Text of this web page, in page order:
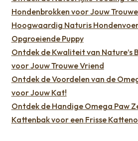
Hondenbrokken voor Jouw
Hoogwaardig Naturis
Opgroeiende Puppy
Ontdek de Kwaliteit van Nature’s
voor Jouw Trouwe Vriend
Ontdek de Voordelen van de
voor Jouw Kat!
Ontdek de Handige Omega Paw
Kattenbak voor een Frisse